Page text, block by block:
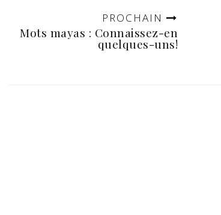
PROCHAIN
Mots mayas : Connaissez-en
quelques-uns!